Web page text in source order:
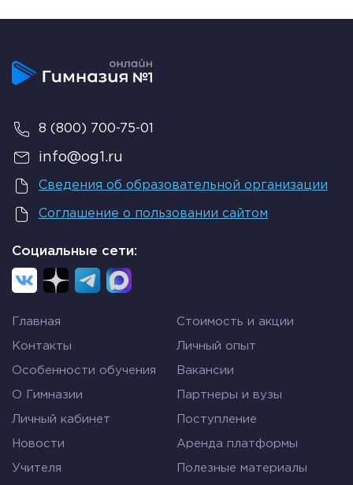
8 (800) 700-75-01
info@og1.ru
Сведения об образовательной организации
Соглашение о пользовании сайтом
Социальные сети:
Главная Стоимость и акции
Контакты Личный опыт
Особенности обучения Вакансии
О Гимназии Партнеры и вузы
Личный кабинет Поступление
Новости Аренда платформы
Учителя Полезные материалы